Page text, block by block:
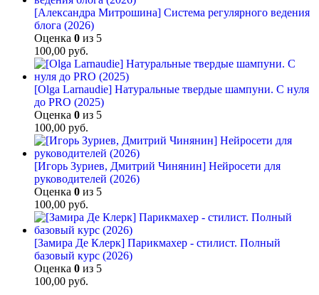
[Александра Митрошина] Система регулярного ведения
блога (2026)
Оценка 0 из 5
100,00 руб.
[Olga Larnaudie] Натуральные твердые шампуни. С нуля
до PRO (2025)
Оценка 0 из 5
100,00 руб.
[Игорь Зуриев, Дмитрий Чинянин] Нейросети для
руководителей (2026)
Оценка 0 из 5
100,00 руб.
[Замира Де Клерк] Парикмахер - стилист. Полный
базовый курс (2026)
Оценка 0 из 5
100,00 руб.